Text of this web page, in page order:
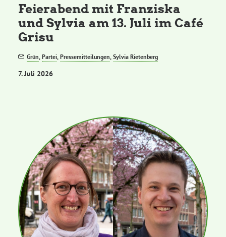
Feierabend mit Franziska
und Sylvia am 13. Juli im Café
Grisu
Grün,Partei,Pressemitteilungen,Sylvia Rietenberg
7. Juli 2026